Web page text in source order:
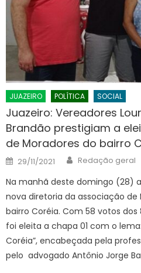
JUAZEIRO POLÍTICA SOCIAL
Juazeiro: Vereadores
Brandão prestigiam a
de Moradores do bairro
Posted
on
29/11/2021 Author
Redação geral
Na manhã deste domingo (28)
nova diretoria da associação de
bairro Coréia. Com 58 votos
foi eleita a chapa 01 com o
Coréia”, encabeçada pela
pelo advogado Antônio Jorge